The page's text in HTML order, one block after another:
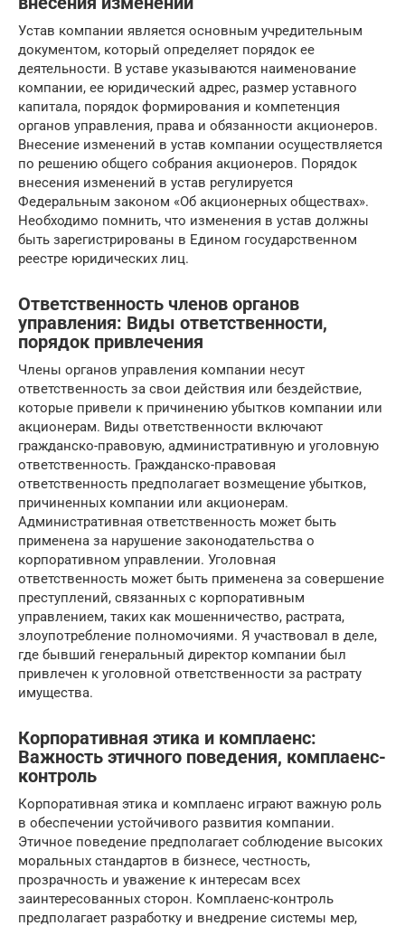
Устав компании является основным учредительным
документом, который определяет порядок ее
деятельности. В уставе указываются наименование
компании, ее юридический адрес, размер уставного
капитала, порядок формирования и компетенция
органов управления, права и обязанности акционеров.
Внесение изменений в устав компании осуществляется
по решению общего собрания акционеров. Порядок
внесения изменений в устав регулируется
Федеральным законом «Об акционерных обществах».
Необходимо помнить, что изменения в устав должны
быть зарегистрированы в Едином государственном
реестре юридических лиц.
Ответственность членов органов
управления: Виды ответственности,
порядок привлечения
Члены органов управления компании несут
ответственность за свои действия или бездействие,
которые привели к причинению убытков компании или
акционерам. Виды ответственности включают
гражданско-правовую, административную и уголовную
ответственность. Гражданско-правовая
ответственность предполагает возмещение убытков,
причиненных компании или акционерам.
Административная ответственность может быть
применена за нарушение законодательства о
корпоративном управлении. Уголовная
ответственность может быть применена за совершение
преступлений, связанных с корпоративным
управлением, таких как мошенничество, растрата,
злоупотребление полномочиями. Я участвовал в деле,
где бывший генеральный директор компании был
привлечен к уголовной ответственности за растрату
имущества.
Корпоративная этика и комплаенс:
Важность этичного поведения, комплаенс-
контроль
Корпоративная этика и комплаенс играют важную роль
в обеспечении устойчивого развития компании.
Этичное поведение предполагает соблюдение высоких
моральных стандартов в бизнесе, честность,
прозрачность и уважение к интересам всех
заинтересованных сторон. Комплаенс-контроль
предполагает разработку и внедрение системы мер,